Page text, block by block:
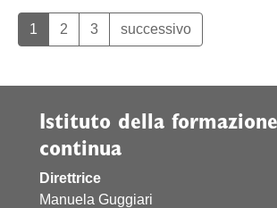
1 2 3 successivo
Istituto della formazione
continua
Direttrice
Manuela Guggiari